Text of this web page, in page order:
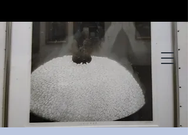
© Copyright